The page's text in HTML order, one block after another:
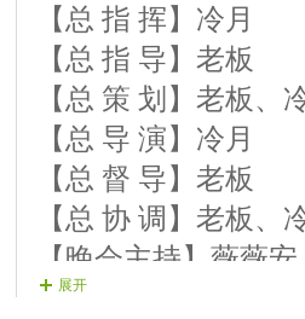
歌曲：《绝对
βar丨嘉宾☆甜月。
第二篇章
歌曲：《月半
βar丨驻唱★随风。
歌曲：《黄昏
βar丨驻唱★随风。
歌曲：《新不
【总 指 挥】冷月
【总 指 导】老板
【总 策 划】老板、
【总 导 演】冷月
【总 督 导】老板
【总 协 调】老板、
【晚会主持】薇薇安
【晚会撰稿】冷月
展开